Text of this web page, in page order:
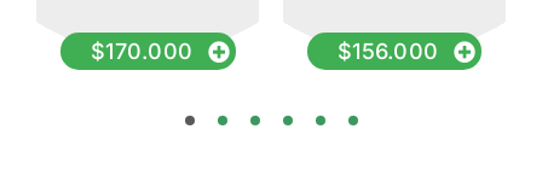
$170.000 $156.000